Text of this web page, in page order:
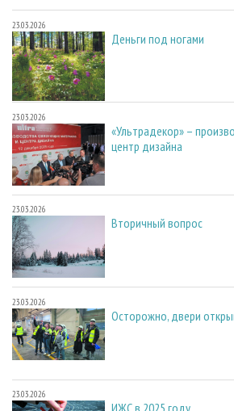
23.03.2026
Деньги под ногами
23.03.2026
«Ультрадекор» –
центр дизайна
23.03.2026
Вторичный вопрос
23.03.2026
Осторожно, двери
23.03.2026